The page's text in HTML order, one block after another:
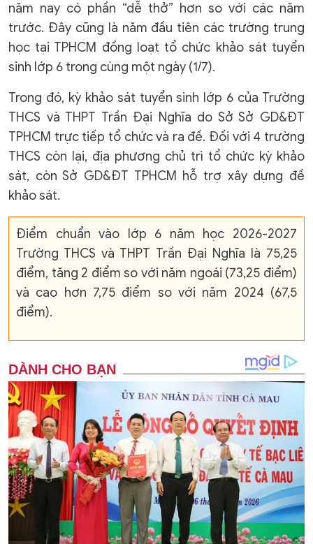
năm nay có phần “dễ thở” hơn so với các năm
trước. Đây cũng là năm đầu tiên các trường trung
học tại TPHCM đồng loạt tổ chức khảo sát tuyển
sinh lớp 6 trong cùng một ngày (1/7).
Trong đó, kỳ khảo sát tuyển sinh lớp 6 của Trường
THCS và THPT Trần Đại Nghĩa do Sở Sở GD&ĐT
TPHCM trực tiếp tổ chức và ra đề. Đối với 4 trường
THCS còn lại, địa phương chủ trì tổ chức kỳ khảo
sát, còn Sở GD&ĐT TPHCM hỗ trợ xây dựng đề
khảo sát.
Điểm chuẩn vào lớp 6 năm học 2026-2027
Trường THCS và THPT Trần Đại Nghĩa là 75,25
điểm, tăng 2 điểm so với năm ngoái (73,25 điểm)
và cao hơn 7,75 điểm so với năm 2024 (67,5
điểm).